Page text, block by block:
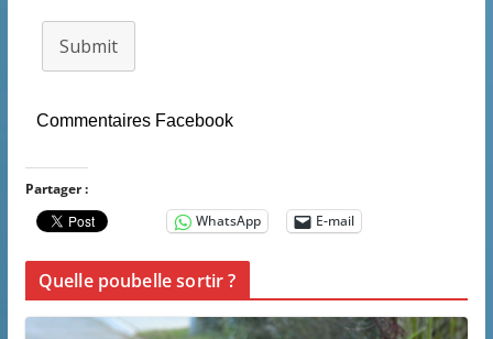
Submit
Commentaires Facebook
Partager :
WhatsApp
E-mail
Quelle poubelle sortir ?